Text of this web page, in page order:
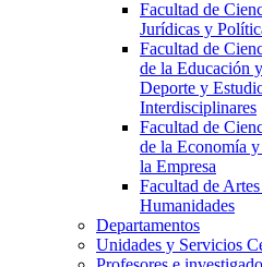
Facultad de
Jurídicas y
Facultad de
de la Educación
Deporte y
Interdisciplinares
Facultad de
de la Economía
la Empresa
Facultad de
Humanidades
Departamentos
Unidades y Servicios